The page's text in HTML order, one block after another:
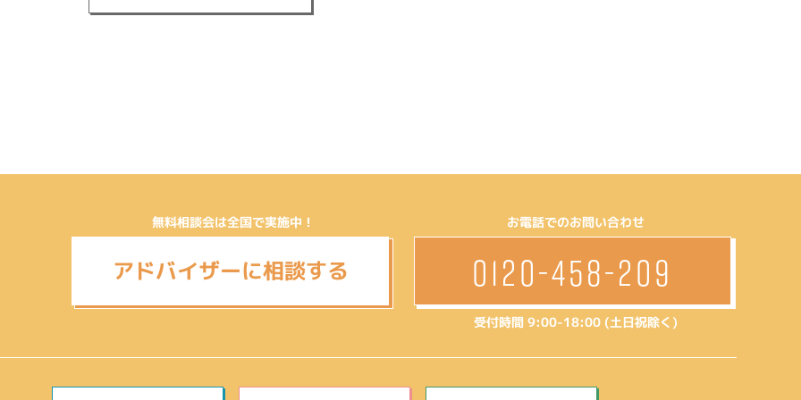
無料相談会は全国で実施中！
アドバイザーに相談する
お電話でのお問い合わせ
0120-458-209
受付時間 9:00-18:00 (土日祝除く)